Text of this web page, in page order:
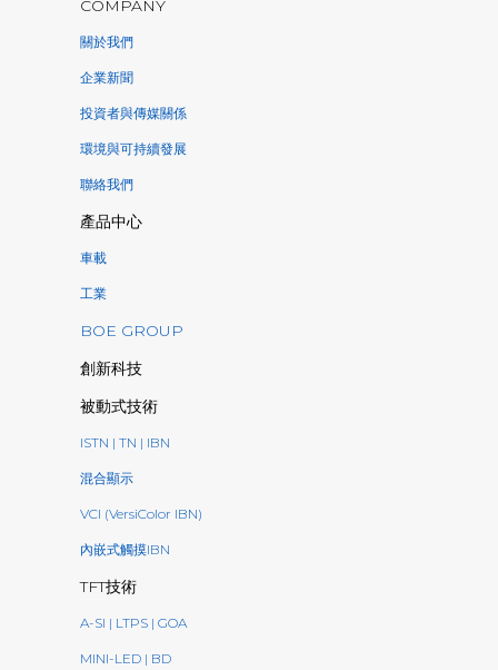
COMPANY
關於我們
企業新聞
投資者與傳媒關係
環境與可持續發展
聯絡我們
產品中心
車載
工業
BOE GROUP
創新科技
被動式技術
ISTN | TN | IBN
混合顯示
VCI (VersiColor IBN)
內嵌式觸摸IBN
TFT技術
A-SI | LTPS | GOA
MINI-LED | BD